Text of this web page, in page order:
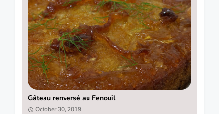
Gâteau renversé au Fenouil
October 30, 2019